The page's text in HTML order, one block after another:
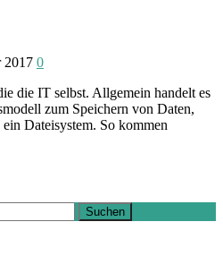
2017 0
die IT selbst. Allgemein handelt es
zum Speichern von Daten,
Dateisystem. So kommen